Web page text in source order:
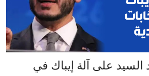
السيد على آلة إيباك في